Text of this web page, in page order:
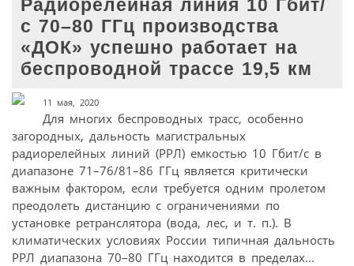
Радиорелейная линия 10 Гбит/
с 70–80 ГГц производства
«ДОК» успешно работает на
беспроводной трассе 19,5 км
11 мая, 2020
Для многих беспроводных трасс, особенно
загородных, дальность магистральных
радиорелейных линий (РРЛ) емкостью 10 Гбит/с в
диапазоне 71–76/81–86 ГГц является критически
важным фактором, если требуется одним пролетом
преодолеть дистанцию с ограничениями по
установке ретранслятора (вода, лес, и т. п.). В
климатических условиях России типичная дальность
РРЛ диапазона 70–80 ГГц находится в пределах...